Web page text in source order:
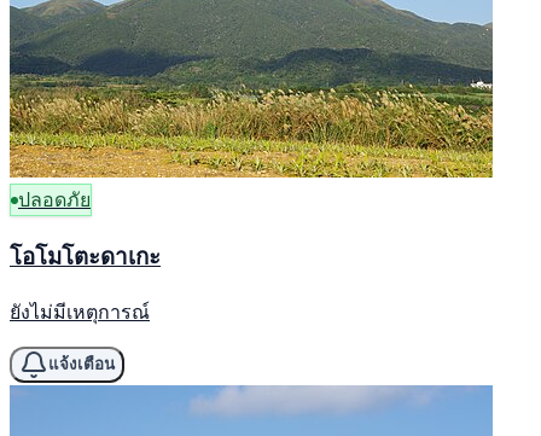
ปลอดภัย
โอโมโตะดาเกะ
ยังไม่มีเหตุการณ์
แจ้งเตือน